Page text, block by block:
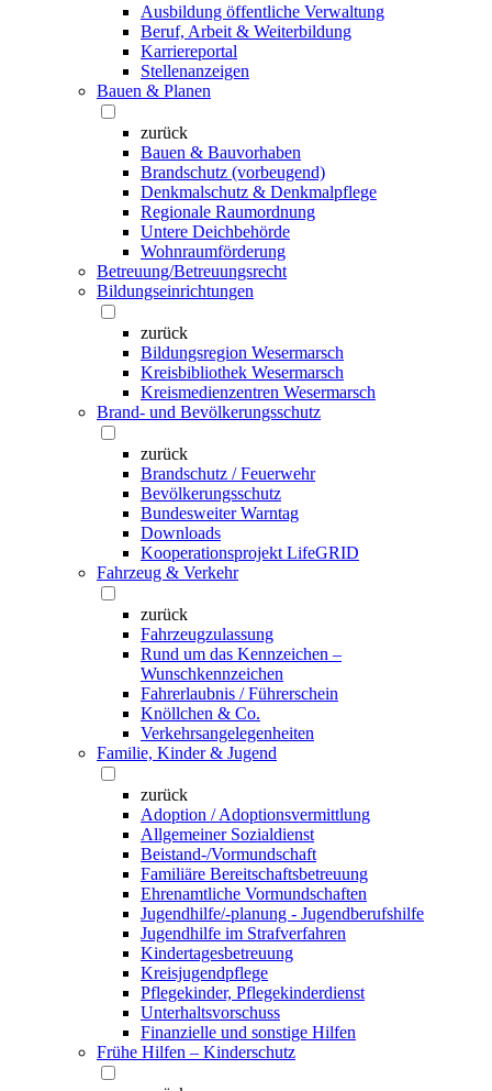
Ausbildung öffentliche Verwaltung
Beruf, Arbeit & Weiterbildung
Karriereportal
Stellenanzeigen
Bauen & Planen
zurück
Bauen & Bauvorhaben
Brandschutz (vorbeugend)
Denkmalschutz & Denkmalpflege
Regionale Raumordnung
Untere Deichbehörde
Wohnraumförderung
Betreuung/Betreuungsrecht
Bildungseinrichtungen
zurück
Bildungsregion Wesermarsch
Kreisbibliothek Wesermarsch
Kreismedienzentren Wesermarsch
Brand- und Bevölkerungsschutz
zurück
Brandschutz / Feuerwehr
Bevölkerungsschutz
Bundesweiter Warntag
Downloads
Kooperationsprojekt LifeGRID
Fahrzeug & Verkehr
zurück
Fahrzeugzulassung
Rund um das Kennzeichen –
Wunschkennzeichen
Fahrerlaubnis / Führerschein
Knöllchen & Co.
Verkehrsangelegenheiten
Familie, Kinder & Jugend
zurück
Adoption / Adoptionsvermittlung
Allgemeiner Sozialdienst
Beistand-/Vormundschaft
Familiäre Bereitschaftsbetreuung
Ehrenamtliche Vormundschaften
Jugendhilfe/-planung - Jugendberufshilfe
Jugendhilfe im Strafverfahren
Kindertagesbetreuung
Kreisjugendpflege
Pflegekinder, Pflegekinderdienst
Unterhaltsvorschuss
Finanzielle und sonstige Hilfen
Frühe Hilfen – Kinderschutz